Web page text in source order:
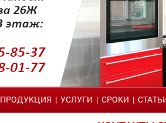
ПРОДУКЦИЯ | УСЛУГИ | СРОКИ |